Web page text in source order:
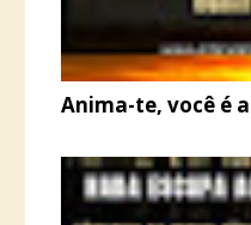
Anima-te, você é